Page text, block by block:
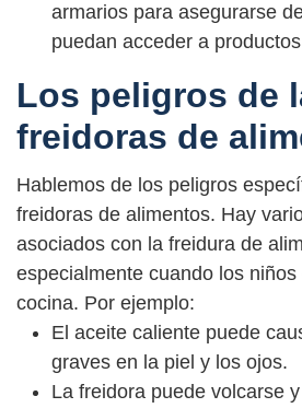
armarios para asegurarse
puedan acceder a
Los peligros de
freidoras de
Hablemos de los peligros
freidoras de alimentos. Hay
asociados con la freidura de
especialmente cuando los
cocina. Por ejemplo:
El aceite caliente puede
graves en la piel y los ojos.
La freidora puede volcarse